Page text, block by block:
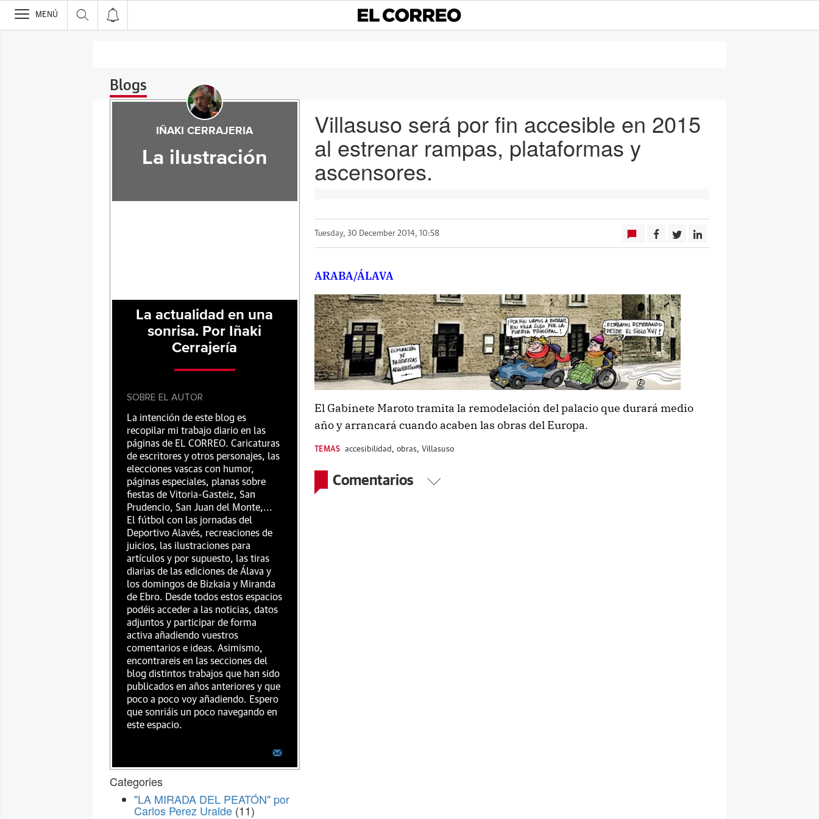
>
MENÚ
Blogs
Villasuso será por fin accesible en 2015
al estrenar rampas, plataformas y
ascensores.
Tuesday, 30 December 2014, 10:58
ARABA/ÁLAVA
El Gabinete Maroto tramita la remodelación del palacio que durará medio
año y arrancará cuando acaben las obras del Europa.
TEMAS accesibilidad , obras, Villasuso
Comentarios
IÑAKI CERRAJERIA
La ilustración
La actualidad en una
sonrisa. Por Iñaki
Cerrajería
SOBRE EL AUTOR
La intención de este blog es
recopilar mi trabajo diario en las
páginas de EL CORREO. Caricaturas
de escritores y otros personajes, las
elecciones vascas con humor,
páginas especiales, planas sobre
fiestas de Vitoria-Gasteiz, San
Prudencio, San Juan del Monte,...
El fútbol con las jornadas del
Deportivo Alavés, recreaciones de
juicios, las ilustraciones para
artículos y por supuesto, las tiras
diarias de las ediciones de Álava y
los domingos de Bizkaia y Miranda
de Ebro. Desde todos estos espacios
podéis acceder a las noticias, datos
adjuntos y participar de forma
activa añadiendo vuestros
comentarios e ideas. Asimismo,
encontrareis en las secciones del
blog distintos trabajos que han sido
publicados en años anteriores y que
poco a poco voy añadiendo. Espero
que sonriáis un poco navegando en
este espacio.
Categories
"LA MIRADA DEL PEATÓN" por
Carlos Perez Uralde (11)